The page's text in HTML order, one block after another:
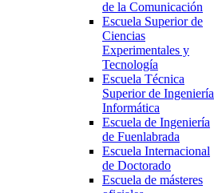
de la Comunicación
Escuela Superior de
Ciencias
Experimentales y
Tecnología
Escuela Técnica
Superior de Ingeniería
Informática
Escuela de Ingeniería
de Fuenlabrada
Escuela Internacional
de Doctorado
Escuela de másteres